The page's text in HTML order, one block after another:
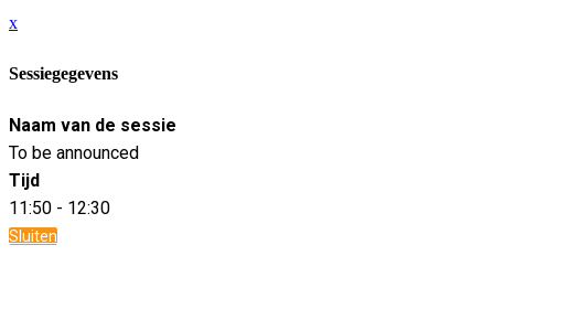
x
Sessiegegevens
Naam van de sessie
To be announced
Tijd
11:50 - 12:30
Sluiten